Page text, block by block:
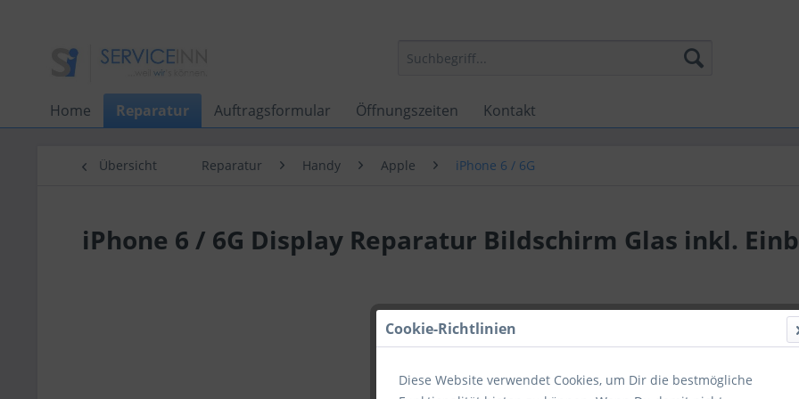
Home Reparatur Auftragsformular Öffnungszeiten Kontakt
Übersicht Reparatur Handy Apple iPhone 6 / 6G
iPhone 6 / 6G Display Reparatur Bildschirm Glas inkl.
59,00
color
Cookie-Richtlinien
Diese Website verwendet Cookies, um Dir die bestmögliche